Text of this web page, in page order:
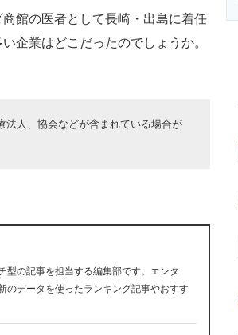
館の医者として長崎・出島に着任
企業はどこだったのでしょうか。
人、協会などが含まれている場合が
型の記事を担当する編集部です。エンタ
のデータを使ったランキング記事やおすす